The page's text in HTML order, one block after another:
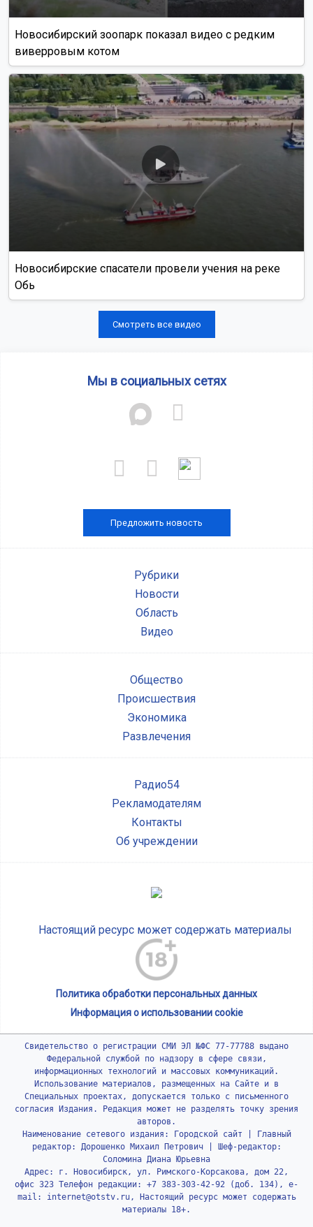
Новосибирский зоопарк показал видео с редким
виверровым котом
Новосибирские спасатели провели учения на реке
Обь
Смотреть все видео
Мы в социальных сетях
Предложить новость
Рубрики
Новости
Область
Видео
Общество
Происшествия
Экономика
Развлечения
Радио54
Рекламодателям
Контакты
Об учреждении
Настоящий ресурс может содержать материалы
Политика обработки персональных данных
Информация о использовании cookie
Свидетельство о регистрации СМИ ЭЛ №ФС 77-77788 выдано
Федеральной службой по надзору в сфере связи,
информационных технологий и массовых коммуникаций.
Использование материалов, размещенных на Сайте и в
Специальных проектах, допускается только с письменного
согласия Издания. Редакция может не разделять точку зрения
авторов.
Наименование сетевого издания: Городской сайт | Главный
редактор: Дорошенко Михаил Петрович | Шеф-редактор:
Соломина Диана Юрьевна
Адрес: г. Новосибирск, ул. Римского-Корсакова, дом 22,
офис 323 Телефон редакции: +7 383-303-42-92 (доб. 134), e-
mail: internet@otstv.ru, Настоящий ресурс может содержать
материалы 18+.